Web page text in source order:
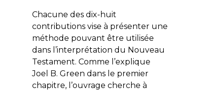
Chacune des dix-huit
contributions vise à présenter une
méthode pouvant être utilisée
dans l’interprétation du Nouveau
Testament. Comme l’explique
Joel B. Green dans le premier
chapitre, l’ouvrage cherche à